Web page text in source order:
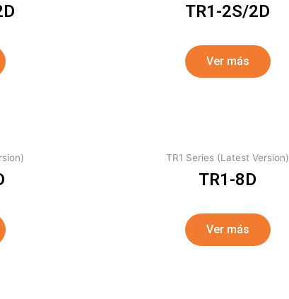
TR1-2S/2D
Ver más
TR1 Series (Latest Version)
TR1-8D
Ver más